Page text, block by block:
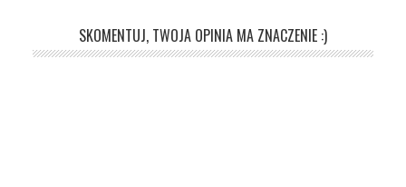
SKOMENTUJ, TWOJA OPINIA MA ZNACZENIE :)